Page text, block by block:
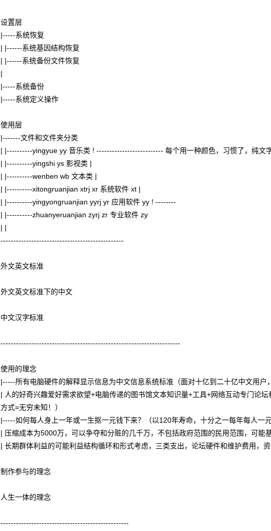
设置层
|-----系统恢复
| |------系统基因结构恢复
| |------系统备份文件恢复
|
|-----系统备份
|-----系统定义操作
使用层
|-------文件和文件夹分类
| |----------yingyue yy 音乐类 ! -------------------------- 每个用一种颜色，习惯了，纯文
| |----------yingshi ys 影视类 |
| |----------wenben wb 文本类 |
| |----------xitongruanjian xtrj xr 系统软件 xt |
| |----------yingyongruanjian yyrj yr 应用软件 yy ! --------
| |----------zhuanyeruanjian zyrj zr 专业软件 zy
| |
------------------------------------------------
外文英文标准
外文英文标准下的中文
中文汉字标准
----------------------------------------------------------------------
使用的理念
|-----所有电脑硬件的解释显示信息为中文信息系统标准（面对十亿到二十亿中文用户
| 人的好奇兴趣爱好需求欲望+电脑传递的图书馆文本知识量+工具+网络互动专门论
方式=无穷未知！）
|-----如何每人身上一年或一生抠一元钱下来？（以120年寿命，十分之一每年每人一
| 压缩成本为5000万，可以争夺和分赃的几千万，不包括政府范围的民用范围，可能
| 长期群体利益的可能利益结构循环和形式考虑，三类支出，论坛硬件和维护费用，
制作参与的理念
人生一体的理念
--------------------------------------------------